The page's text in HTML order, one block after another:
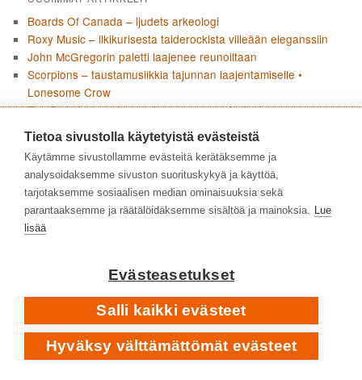
Boards Of Canada – ljudets arkeologi
Roxy Music – ilkikurisesta taiderockista viileään eleganssiin
John McGregorin paletti laajenee reunoiltaan
Scorpions – taustamusiikkia tajunnan laajentamiselle •
Lonesome Crow
Esa Pulliainen ja Agents loivat oman sinivalkoisen
Placebo loi debyyttinsä uudelleen • Placebo RE:CREATED
Curved Air – progea taidemusiikin aineksilla
Pharoah Sanders • Impulsen jälkeen • 1975–2022
Garbage – kulttibändin kypsät vuodet yksilön kipupisteiden
ja yhteiskunnallisen raivon parissa • 2007–2026
Angine de Poitrine pysäytti doomscrollaajat • Vol. 1 & Vol. 2
Boards Of Canada – äänen arkeologiaa
Joni Mitchellin Blue ei jätä mitään kertomatta
Pharoah Sanders – tyyntä, myrskyä ja tuliperäistä voimaa •
1964–1974
Flean paluu jazzjuurille • Honora
Tietoa sivustolla käytetyistä evästeistä
Käytämme sivustollamme evästeitä kerätäksemme ja
analysoidaksemme sivuston suorituskykyä ja käyttöä,
tarjotaksemme sosiaalisen median ominaisuuksia sekä
parantaaksemme ja räätälöidäksemme sisältöä ja mainoksia. Lue
lisää
Evästeasetukset
Salli kaikki evästeet
Hyväksy välttämättömät evästeet